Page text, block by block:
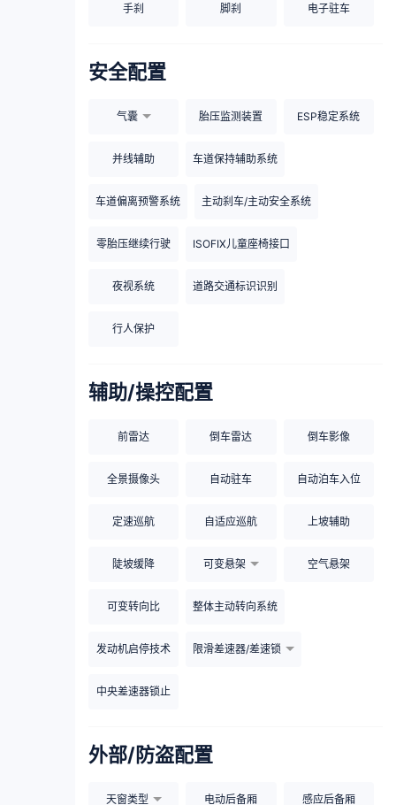
手刹 脚刹 电子驻车
安全配置
气囊 胎压监测装置 ESP稳定系统
并线辅助 车道保持辅助系统
车道偏离预警系统 主动刹车/主动安全系统
零胎压继续行驶 ISOFIX儿童座椅接口
夜视系统 道路交通标识识别
行人保护
辅助/操控配置
前雷达 倒车雷达 倒车影像
全景摄像头 自动驻车 自动泊车入位
定速巡航 自适应巡航 上坡辅助
陡坡缓降 可变悬架 空气悬架
可变转向比 整体主动转向系统
发动机启停技术 限滑差速器/差速锁
中央差速器锁止
外部/防盗配置
天窗类型 电动后备厢 感应后备厢